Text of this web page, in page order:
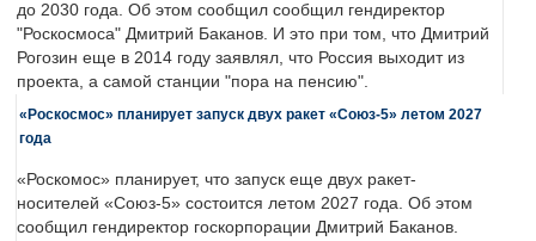
до 2030 года. Об этом сообщил сообщил гендиректор
"Роскосмоса" Дмитрий Баканов. И это при том, что Дмитрий
Рогозин еще в 2014 году заявлял, что Россия выходит из
проекта, а самой станции "пора на пенсию".
«Роскосмос» планирует запуск двух ракет «Союз-5» летом 2027
года
«Роскомос» планирует, что запуск еще двух ракет-
носителей «Союз-5» состоится летом 2027 года. Об этом
сообщил гендиректор госкорпорации Дмитрий Баканов.